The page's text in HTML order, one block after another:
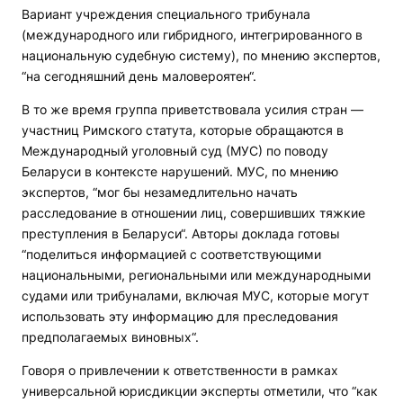
Вариант учреждения специального трибунала
(международного или гибридного, интегрированного в
национальную судебную систему), по мнению экспертов,
“на сегодняшний день маловероятен“.
В то же время группа приветствовала усилия стран —
участниц Римского статута, которые обращаются в
Международный уголовный суд (МУС) по поводу
Беларуси в контексте нарушений. МУС, по мнению
экспертов, “мог бы незамедлительно начать
расследование в отношении лиц, совершивших тяжкие
преступления в Беларуси“. Авторы доклада готовы
“поделиться информацией с соответствующими
национальными, региональными или международными
судами или трибуналами, включая МУС, которые могут
использовать эту информацию для преследования
предполагаемых виновных“.
Говоря о привлечении к ответственности в рамках
универсальной юрисдикции эксперты отметили, что “как